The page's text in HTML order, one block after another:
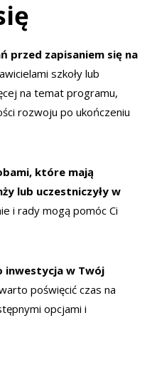
przed zapisaniem się na
szkoły lub
na temat programu,
rozwoju po ukończeniu
które mają
lub uczestniczyły w
i rady mogą pomóc Ci
inwestycja w Twój
poświęcić czas na
opcjami i